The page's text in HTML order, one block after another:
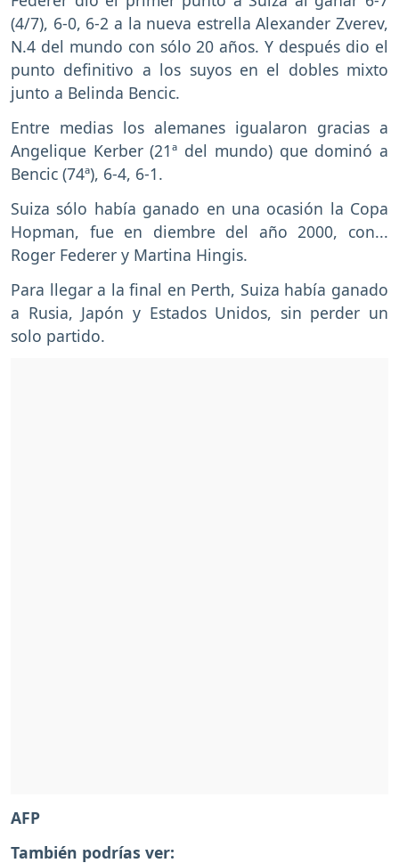
(4/7), 6-0, 6-2 a la nueva estrella Alexander Zverev,
N.4 del mundo con sólo 20 años. Y después dio el
punto definitivo a los suyos en el dobles mixto
junto a Belinda Bencic.
Entre medias los alemanes igualaron gracias a
Angelique Kerber (21ª del mundo) que dominó a
Bencic (74ª), 6-4, 6-1.
Suiza sólo había ganado en una ocasión la Copa
Hopman, fue en diembre del año 2000, con...
Roger Federer y Martina Hingis.
Para llegar a la final en Perth, Suiza había ganado
a Rusia, Japón y Estados Unidos, sin perder un
solo partido.
AFP
También podrías ver: